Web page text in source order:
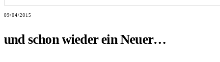
09/04/2015
und schon wieder ein Neuer…